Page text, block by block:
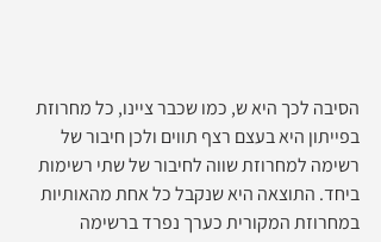
הסיבה לכך היא ש, כמו שכבר ציינו, כל מחרוזת
בפייתון היא בעצם רצף תווים ולכן חיבור של
רשימה למחרוזת שווה לחיבור של שתי רשימות
ביחד. התוצאה היא שנקבל כל אחת מהאותיות
במחרוזת המקורית כערך נפרד ברשימה